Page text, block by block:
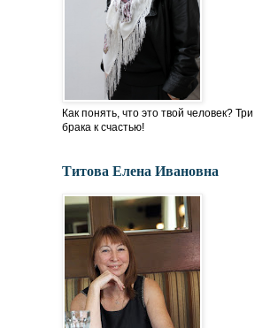
Как понять, что это твой человек? Три
брака к счастью!
Титова Елена Ивановна